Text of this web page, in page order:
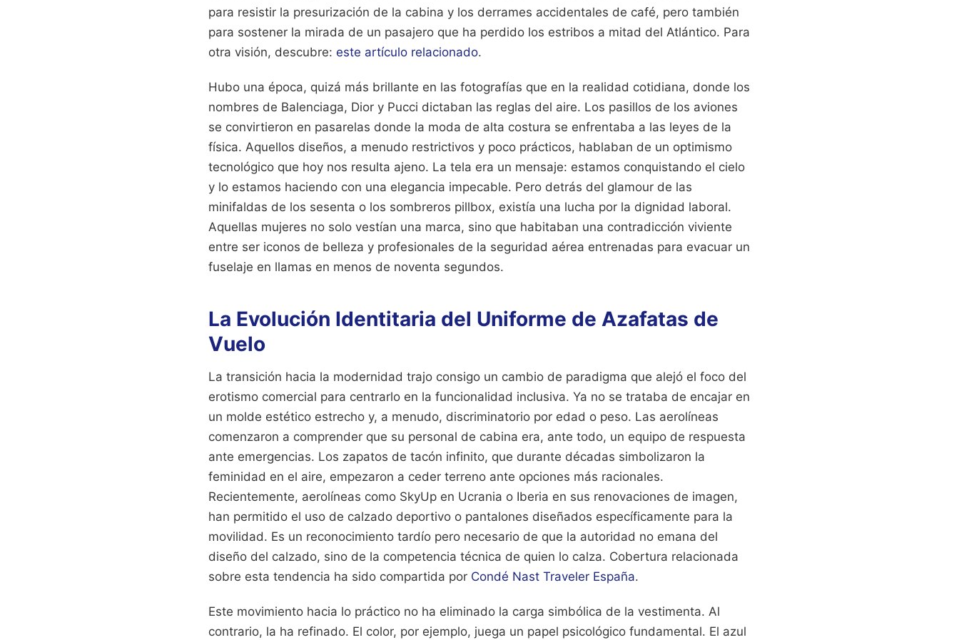
para resistir la presurización de la cabina y los derrames accidentales de café, pero también
para sostener la mirada de un pasajero que ha perdido los estribos a mitad del Atlántico. Para
otra visión, descubre: este artículo relacionado.
Hubo una época, quizá más brillante en las fotografías que en la realidad cotidiana, donde los
nombres de Balenciaga, Dior y Pucci dictaban las reglas del aire. Los pasillos de los aviones
se convirtieron en pasarelas donde la moda de alta costura se enfrentaba a las leyes de la
física. Aquellos diseños, a menudo restrictivos y poco prácticos, hablaban de un optimismo
tecnológico que hoy nos resulta ajeno. La tela era un mensaje: estamos conquistando el cielo
y lo estamos haciendo con una elegancia impecable. Pero detrás del glamour de las
minifaldas de los sesenta o los sombreros pillbox, existía una lucha por la dignidad laboral.
Aquellas mujeres no solo vestían una marca, sino que habitaban una contradicción viviente
entre ser iconos de belleza y profesionales de la seguridad aérea entrenadas para evacuar un
fuselaje en llamas en menos de noventa segundos.
La Evolución Identitaria del Uniforme de Azafatas de
Vuelo
La transición hacia la modernidad trajo consigo un cambio de paradigma que alejó el foco del
erotismo comercial para centrarlo en la funcionalidad inclusiva. Ya no se trataba de encajar en
un molde estético estrecho y, a menudo, discriminatorio por edad o peso. Las aerolíneas
comenzaron a comprender que su personal de cabina era, ante todo, un equipo de respuesta
ante emergencias. Los zapatos de tacón infinito, que durante décadas simbolizaron la
feminidad en el aire, empezaron a ceder terreno ante opciones más racionales.
Recientemente, aerolíneas como SkyUp en Ucrania o Iberia en sus renovaciones de imagen,
han permitido el uso de calzado deportivo o pantalones diseñados específicamente para la
movilidad. Es un reconocimiento tardío pero necesario de que la autoridad no emana del
diseño del calzado, sino de la competencia técnica de quien lo calza. Cobertura relacionada
sobre esta tendencia ha sido compartida por Condé Nast Traveler España.
Este movimiento hacia lo práctico no ha eliminado la carga simbólica de la vestimenta. Al
contrario, la ha refinado. El color, por ejemplo, juega un papel psicológico fundamental. El azul